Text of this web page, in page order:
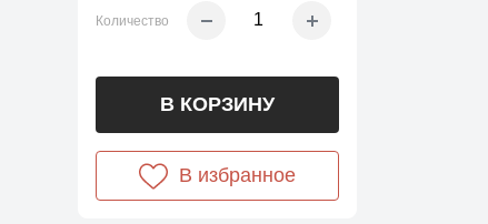
Количество
В КОРЗИНУ
В избранное